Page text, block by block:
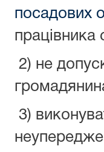
посадових
працівника
2) не
3)